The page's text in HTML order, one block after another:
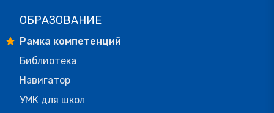
ОБРАЗОВАНИЕ
Рамка компетенций
Библиотека
Навигатор
УМК для школ